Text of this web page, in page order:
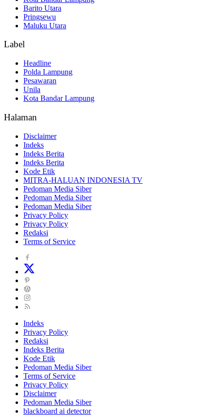
Barito Utara
Pringsewu
Maluku Utara
Label
Headline
Polda Lampung
Pesawaran
Unila
Kota Bandar Lampung
Halaman
Disclaimer
Indeks
Indeks Berita
Indeks Berita
Kode Etik
MITRA-HALUAN INDONESIA TV
Pedoman Media Siber
Pedoman Media Siber
Pedoman Media Siber
Privacy Policy
Privacy Policy
Redaksi
Terms of Service
Indeks
Privacy Policy
Redaksi
Indeks Berita
Kode Etik
Pedoman Media Siber
Terms of Service
Privacy Policy
Disclaimer
Pedoman Media Siber
blackboard ai detector